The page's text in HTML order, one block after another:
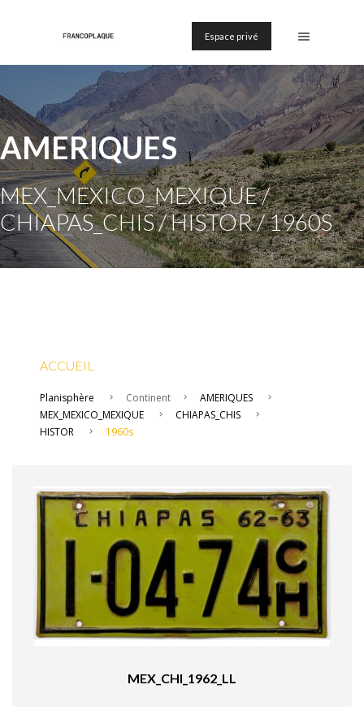
Espace privé
AMERIQUES
MEX_MEXICO_MEXIQUE /
CHIAPAS_CHIS / HISTOR / 1960S
ACCUEIL
Planisphère Continent
AMERIQUES
MEX_MEXICO_MEXIQUE
CHIAPAS_CHIS
HISTOR
1960s
MEX_CHI_1962_LL